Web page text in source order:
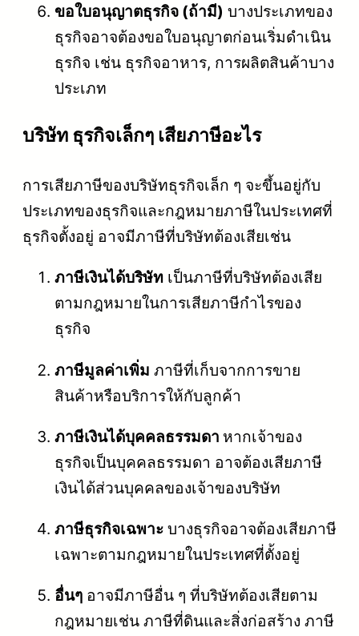
ขอใบอนุญาตธุรกิจ (ถ้ามี) บางประเภทของ
ธุรกิจอาจต้องขอใบอนุญาตก่อนเริ่มดำเนิน
ธุรกิจ เช่น ธุรกิจอาหาร, การผลิตสินค้าบาง
ประเภท
บริษัท ธุรกิจเล็กๆ เสียภาษีอะไร
การเสียภาษีของบริษัทธุรกิจเล็ก ๆ จะขึ้นอยู่กับ
ประเภทของธุรกิจและกฎหมายภาษีในประเทศที่
ธุรกิจตั้งอยู่ อาจมีภาษีที่บริษัทต้องเสียเช่น
ภาษีเงินได้บริษัท เป็นภาษีที่บริษัทต้องเสีย
ตามกฎหมายในการเสียภาษีกำไรของ
ธุรกิจ
ภาษีมูลค่าเพิ่ม ภาษีที่เก็บจากการขาย
สินค้าหรือบริการให้กับลูกค้า
ภาษีเงินได้บุคคลธรรมดา หากเจ้าของ
ธุรกิจเป็นบุคคลธรรมดา อาจต้องเสียภาษี
เงินได้ส่วนบุคคลของเจ้าของบริษัท
ภาษีธุรกิจเฉพาะ บางธุรกิจอาจต้องเสียภาษี
เฉพาะตามกฎหมายในประเทศที่ตั้งอยู่
อื่นๆ อาจมีภาษีอื่น ๆ ที่บริษัทต้องเสียตาม
กฎหมายเช่น ภาษีที่ดินและสิ่งก่อสร้าง ภาษี